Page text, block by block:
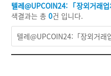
텔레@UPCOIN24:「장외거래업
색결과는 총0건 입니다.